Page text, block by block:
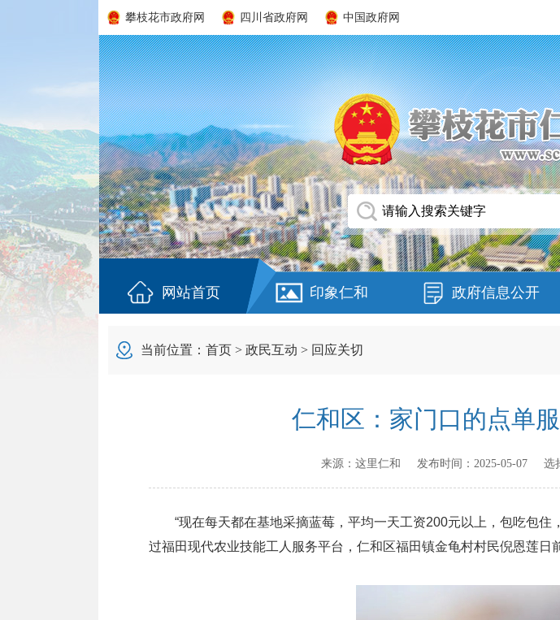
攀枝花市政府网 四川省政府网 中国政府网
网站首页 印象仁和 政府信息公开
当前位置： 首页 > 政民互动 > 回应关切
仁和区：家门口的点单
来源： 这里仁和 发布时间： 2025-05-07选择
“现在每天都在基地采摘蓝莓，平均一天工资200元以上，包吃包住
过福田现代农业技能工人服务平台，仁和区福田镇金龟村村民倪恩莲日